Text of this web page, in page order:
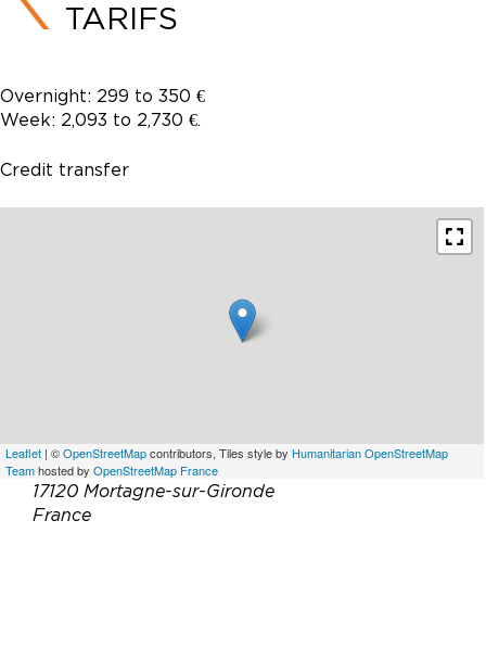
TARIFS
Overnight: 299 to 350 €
Week: 2,093 to 2,730 €.
Credit transfer
Leaflet | ©OpenStreetMapcontributors, Tiles style by Humanitarian OpenStreetMap
Teamhosted by OpenStreetMap France
17120 Mortagne-sur-Gironde
France